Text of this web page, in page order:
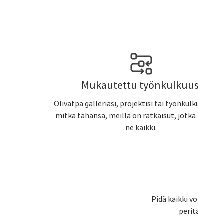
Mukautettu
Olivatpa galleriasi, projektisi tai
mitkä tahansa, meillä on ratkaisut,
ne kaikki.
Pidä kaikki